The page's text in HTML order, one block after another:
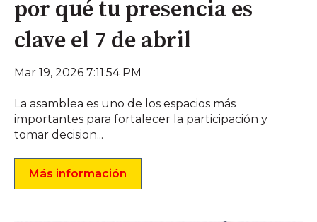
por qué tu presencia es
clave el 7 de abril
Mar 19, 2026 7:11:54 PM
La asamblea es uno de los espacios más
importantes para fortalecer la participación y
tomar decision...
Más información